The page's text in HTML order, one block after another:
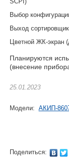
Выбор
Выход
Цветной ЖК-экран
Планируются
(внесение
25.01.2023
Модели: АКИП-
Поделиться: